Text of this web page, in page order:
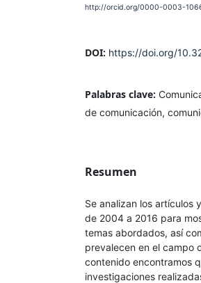
http://orcid.org/0000-0003-
DOI: https://doi.org/
Palabras clave:
de comunicación,
Resumen
Se analizan los artículos
de 2004 a 2016 para
temas abordados, así
prevalecen en el campo
contenido encontramos
investigaciones